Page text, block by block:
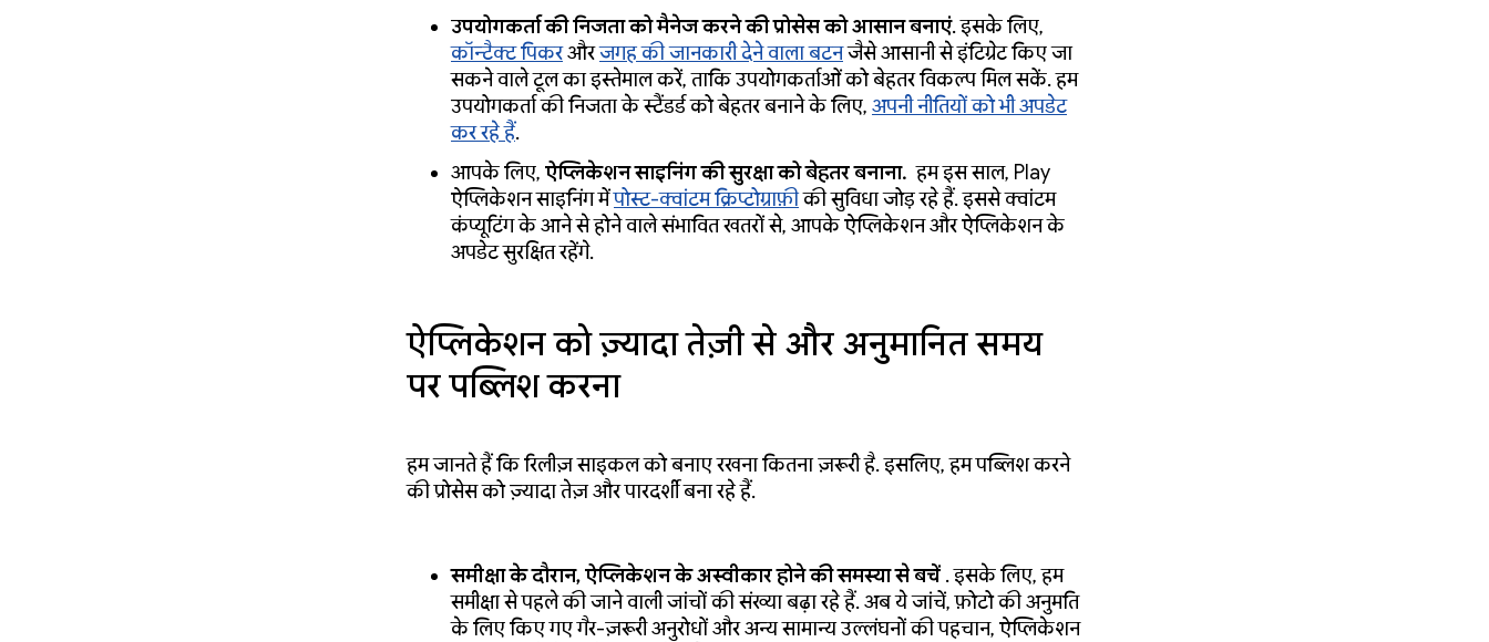
उपयोगकर्ता की निजता को मैनेज करने की प्रोसेस को आसान बनाएं. इसके लिए,
कॉन्टैक्ट पिकरऔरजगह की जानकारी देने वाला बटनजैसे आसानी से इंटिग्रेट किए जा
सकने वाले टूल का इस्तेमाल करें, ताकि उपयोगकर्ताओं को बेहतर विकल्प मिल सकें. हम
उपयोगकर्ता की निजता के स्टैंडर्ड को बेहतर बनाने के लिए, अपनी नीतियों को भी अपडेट
कर रहे हैं.
आपके लिए, ऐप्लिकेशन साइनिंग की सुरक्षा को बेहतर बनाना. हम इस साल, Play
ऐप्लिकेशन साइनिंग मेंपोस्ट-क्वांटम क्रिप्टोग्राफ़ीकी सुविधा जोड़ रहे हैं. इससे क्वांटम
कंप्यूटिंग के आने से होने वाले संभावित खतरों से, आपके ऐप्लिकेशन और ऐप्लिकेशन के
अपडेट सुरक्षित रहेंगे.
ऐप्लिकेशन को ज़्यादा तेज़ी से और अनुमानित समय
पर पब्लिश करना
हम जानते हैं कि रिलीज़ साइकल को बनाए रखना कितना ज़रूरी है. इसलिए, हम पब्लिश करने
की प्रोसेस को ज़्यादा तेज़ और पारदर्शी बना रहे हैं.
समीक्षा के दौरान, ऐप्लिकेशन के अस्वीकार होने की समस्या से बचें . इसके लिए, हम
समीक्षा से पहले की जाने वाली जांचों की संख्या बढ़ा रहे हैं. अब ये जांचें, फ़ोटो की अनुमति
के लिए किए गए गैर-ज़रूरी अनुरोधों और अन्य सामान्य उल्लंघनों की पहचान, ऐप्लिकेशन